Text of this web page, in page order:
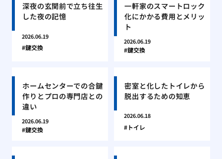
深夜の玄関前で立ち往生
した夜の記憶
2026.06.19
鍵交換
一軒家のスマートロック
化にかかる費用とメリッ
ト
2026.06.19
鍵交換
ホームセンターでの合鍵
作りとプロの専門店との
違い
2026.06.19
鍵交換
密室と化したトイレから
脱出するための知恵
2026.06.18
トイレ